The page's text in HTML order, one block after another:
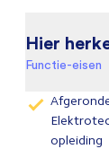
Hier
Functie-eisen
opleiding